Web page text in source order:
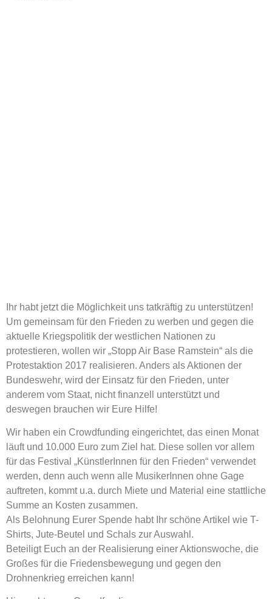
Ihr habt jetzt die Möglichkeit uns tatkräftig zu unterstützen!
Um gemeinsam für den Frieden zu werben und gegen die
aktuelle Kriegspolitik der westlichen Nationen zu
protestieren, wollen wir „Stopp Air Base Ramstein“ als die
Protestaktion 2017 realisieren. Anders als Aktionen der
Bundeswehr, wird der Einsatz für den Frieden, unter
anderem vom Staat, nicht finanzell unterstützt und
deswegen brauchen wir Eure Hilfe!
Wir haben ein Crowdfunding eingerichtet, das einen Monat
läuftund 10.000 Euro zum Ziel hat. Diese sollen vor allem
für das Festival „KünstlerInnen für den Frieden“ verwendet
werden, denn auch wenn alle MusikerInnen ohne Gage
auftreten, kommt u.a. durch Miete und Material eine stattliche
Summe an Kosten zusammen.
Als Belohnung Eurer Spende habt Ihr schöne Artikel wie T-
Shirts, Jute-Beutel und Schals zur Auswahl.
Beteiligt Euch an der Realisierung einer Aktionswoche, die
Großes für die Friedensbewegung und gegen den
Drohnenkrieg erreichen kann!